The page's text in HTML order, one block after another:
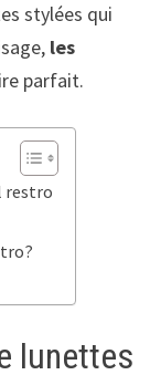
stylées qui
les
parfait.
restro
lunettes